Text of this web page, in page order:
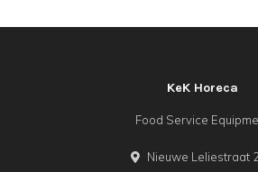
KeK Horeca
Food Service
Nieuwe Leliestraat